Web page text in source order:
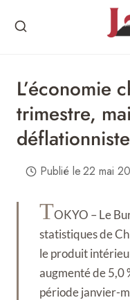
L’économie
trimestre,
Publié le22 mai
TOKYO – Le
statistiques de
le produit
augmenté de 5,0
période janvier-